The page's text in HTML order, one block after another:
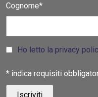
Cognome*
Ho letto la privacy
* indica requisiti